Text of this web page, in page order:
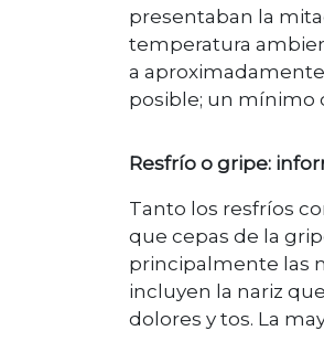
presentaban la
temperatura
a
posible; un mínimo
Resfrío o gripe:
Tanto los resfríos
que cepas de la
principalmente las
incluyen la nariz
dolores y tos. La